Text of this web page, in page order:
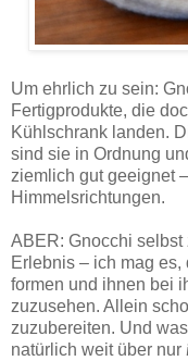
Um ehrlich zu sein:
Fertigprodukte, die
Kühlschrank landen.
sind sie in Ordnung
ziemlich gut geeignet
Himmelsrichtungen.
ABER: Gnocchi
Erlebnis – ich mag
formen und ihnen bei
zuzusehen. Allein
zuzubereiten. Und
natürlich weit über nur